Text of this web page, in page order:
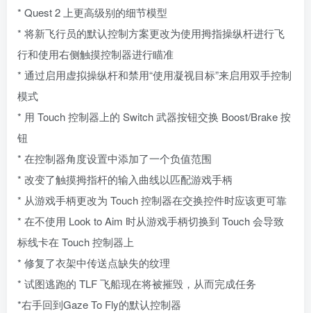
* Quest 2 上更高级别的细节模型
* 将新飞行员的默认控制方案更改为使用拇指操纵杆进行飞
行和使用右侧触摸控制器进行瞄准
* 通过启用虚拟操纵杆和禁用“使用凝视目标”来启用双手控制
模式
* 用 Touch 控制器上的 Switch 武器按钮交换 Boost/Brake 按
钮
* 在控制器角度设置中添加了一个负值范围
* 改变了触摸拇指杆的输入曲线以匹配游戏手柄
* 从游戏手柄更改为 Touch 控制器在交换控件时应该更可靠
* 在不使用 Look to Aim 时从游戏手柄切换到 Touch 会导致
标线卡在 Touch 控制器上
* 修复了衣架中传送点缺失的纹理
* 试图逃跑的 TLF 飞船现在将被摧毁，从而完成任务
*右手回到Gaze To Fly的默认控制器